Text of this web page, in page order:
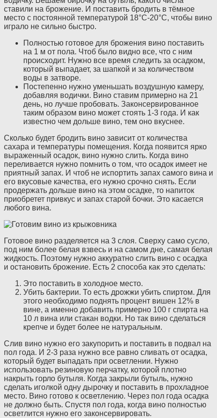
ставили на брожение. И поставить бродить в тёмное
место с постоянной температурой 18°C-20°C, чтобы вино
играло не сильно быстро.
Полностью готовое для брожения вино поставить
на 1 м от пола. Чтоб было видно все, что с ним
происходит. Нужно все время следить за осадком,
который выпадает, за шапкой и за количеством
воды в затворе.
Постепенно нужно уменьшать воздушную камеру,
добавляя водички. Вино ставим примерно на 21
день, но лучше пробовать. Законсервированное
таким образом вино может стоять 1-3 года. И как
известно чем дольше вино, тем оно вкуснее.
Сколько будет бродить вино зависит от количества
сахара и температуры помещения. Когда появится ярко
выраженный осадок, вино нужно слить. Когда вино
переливается нужно помнить о том, что осадок имеет не
приятный запах. И чтоб не испортить запах самого вина и
его вкусовые качества, его нужно срочно снять. Если
продержать дольше вино на этом осадке, то напиток
приобретет привкус и запах старой бочки. Это касается
любого вина.
Готовое вино разделяется на 3 слоя. Сверху само сусло,
под ним более белая взвесь и на самом дне, самая белая
жидкость. Поэтому нужно аккуратно слить вино с осадка
и остановить брожение. Есть 2 способа как это сделать:
Это поставить в холодное место.
Убить бактерии. То есть дрожжи убить спиртом. Для
этого необходимо поднять процент вишен 12% в
вине, а именно добавить примерно 100 г спирта на
10 л вина или стакан водки. Но так вино сделаться
крепче и будет более не натуральным.
Слив вино нужно его закупорить и поставить в подвал на
пол года. И 2-3 раза нужно все равно сливать от осадка,
который будет выпадать при осветлении. Нужно
использовать резиновую перчатку, которой плотно
накрыть горло бутыля. Когда закрыли бутыль, нужно
сделать иголкой одну дырочку и поставить в прохладное
место. Вино готово к осветлению. Через пол года осадка
не должно быть. Спустя пол года, когда вино полностью
осветлится нужно его законсервировать.